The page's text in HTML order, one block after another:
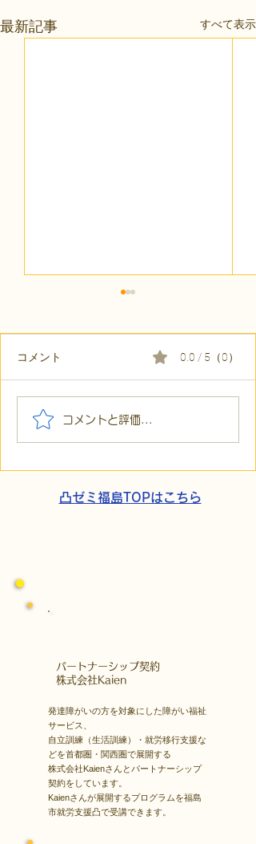
最新記事 すべて表示
【代表ブログ】冷蔵庫に
貼られた新聞記事。「超
コメント 0.0 / 5（0）
コメントと評価...
凸ゼミ福島TOPはこちら
​パートナーシップ契約
​株式会社Kaien
発達障がいの方を対象にした障がい福祉
サービス、
自立訓練（生活訓練）・就労移行支援な
どを首都圏・関西圏で展開する
株式会社Kaienさんとパートナーシップ
契約をしています。
Kaienさんが展開するプログラムを福島
市就労支援凸で受講できます。